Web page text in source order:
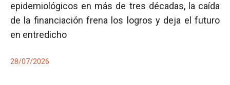
epidemiológicos en más de tres décadas, la caída
de la financiación frena los logros y deja el futuro
en entredicho
28/07/2026